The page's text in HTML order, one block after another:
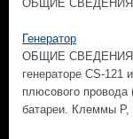
ОБЩИЕ СВЕДЕНИЯ.
Генератор
ОБЩИЕ СВЕДЕНИЯ.
генераторе CS-121
плюсового провода
батареи. Клеммы Р,